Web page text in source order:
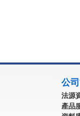
公
法源
產品